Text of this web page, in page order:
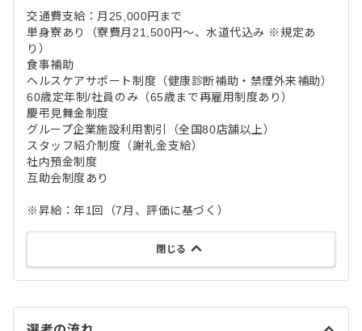
交通費支給：月25,000円まで
単身寮あり（寮費月21,500円～、水道代込み ※規定あ
り）
食事補助
ヘルスケアサポート制度（健康診断補助・禁煙外来補助）
60歳定年制/社員のみ（65歳まで再雇用制度あり）
慶弔見舞金制度
グループ企業施設利用割引（全国80店舗以上）
スタッフ紹介制度（謝礼金支給）
社内預金制度
互助会制度あり
※昇給：年1回（7月、評価に基づく）
閉じる